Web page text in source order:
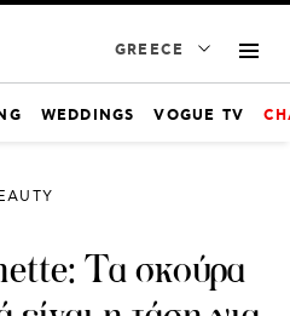
GREECE
WEDDINGS VOGUE TV
Τα σκούρα